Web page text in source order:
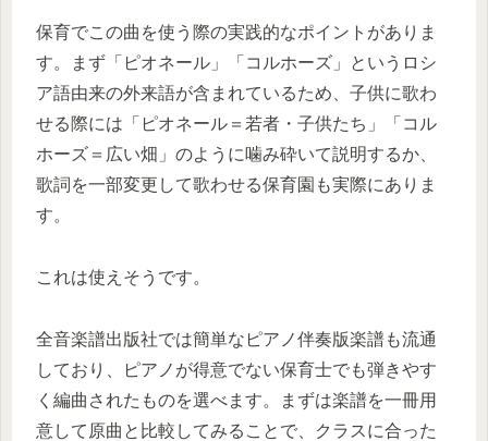
保育でこの曲を使う際の実践的なポイントがありま
す。まず「ピオネール」「コルホーズ」というロシ
ア語由来の外来語が含まれているため、子供に歌わ
せる際には「ピオネール＝若者・子供たち」「コル
ホーズ＝広い畑」のように噛み砕いて説明するか、
歌詞を一部変更して歌わせる保育園も実際にありま
す。
これは使えそうです。
全音楽譜出版社では簡単なピアノ伴奏版楽譜も流通
しており、ピアノが得意でない保育士でも弾きやす
く編曲されたものを選べます。まずは楽譜を一冊用
意して原曲と比較してみることで、クラスに合った